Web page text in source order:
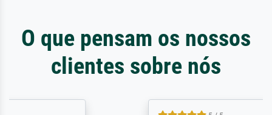
O que pensam os nossos
clientes sobre nós